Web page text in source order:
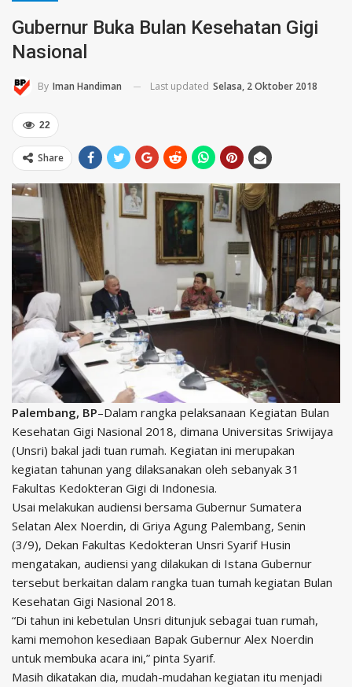
Gubernur Buka Bulan Kesehatan Gigi
Nasional
By Iman Handiman Last updated Selasa, 2 Oktober 2018
22
Share
Palembang, BP–Dalam rangka pelaksanaan Kegiatan Bulan
Kesehatan Gigi Nasional 2018, dimana Universitas Sriwijaya
(Unsri) bakal jadi tuan rumah. Kegiatan ini merupakan
kegiatan tahunan yang dilaksanakan oleh sebanyak 31
Fakultas Kedokteran Gigi di Indonesia.
Usai melakukan audiensi bersama Gubernur Sumatera
Selatan Alex Noerdin, di Griya Agung Palembang, Senin
(3/9), Dekan Fakultas Kedokteran Unsri Syarif Husin
mengatakan, audiensi yang dilakukan di Istana Gubernur
tersebut berkaitan dalam rangka tuan tumah kegiatan Bulan
Kesehatan Gigi Nasional 2018.
“Di tahun ini kebetulan Unsri ditunjuk sebagai tuan rumah,
kami memohon kesediaan Bapak Gubernur Alex Noerdin
untuk membuka acara ini,” pinta Syarif.
Masih dikatakan dia, mudah-mudahan kegiatan itu menjadi